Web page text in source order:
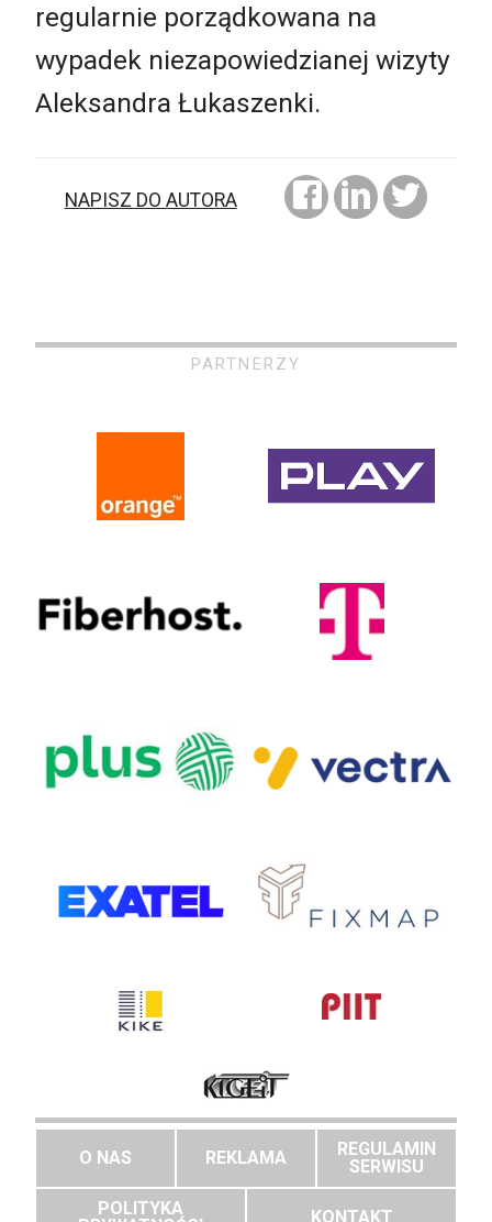
regularnie porządkowana na
wypadek niezapowiedzianej wizyty
Aleksandra Łukaszenki.
NAPISZ DO AUTORA
PARTNERZY
O NAS REKLAMA
REGULAMIN
SERWISU
POLITYKA
KONTAKT